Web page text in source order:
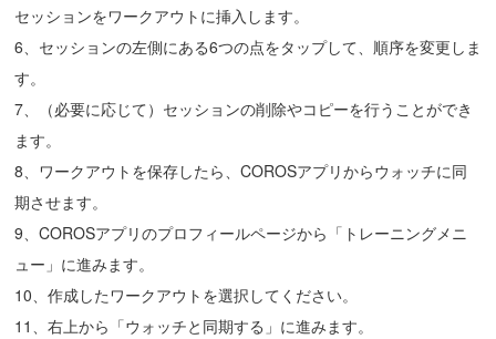
セッションをワークアウトに挿入します。
6、セッションの左側にある6つの点をタップして、順序を変更しま
す。
7、（必要に応じて）セッションの削除やコピーを行うことができ
ます。
8、ワークアウトを保存したら、COROSアプリからウォッチに同
期させます。
9、COROSアプリのプロフィールページから「トレーニングメニ
ュー」に進みます。
10、作成したワークアウトを選択してください。
11、右上から「ウォッチと同期する」に進みます。